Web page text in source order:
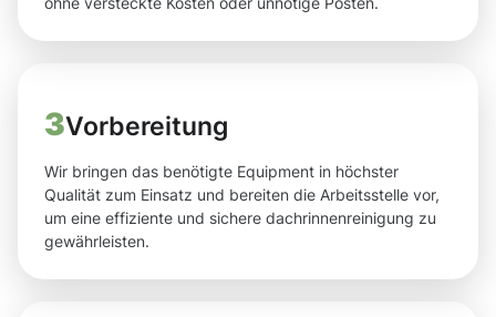
3Vorbereitung
Wir bringen das benötigte Equipment in höchster
Qualität zum Einsatz und bereiten die Arbeitsstelle vor,
um eine effiziente und sichere dachrinnenreinigung zu
gewährleisten.